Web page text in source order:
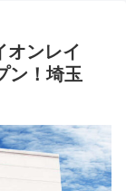
オンレイ
ン！埼玉